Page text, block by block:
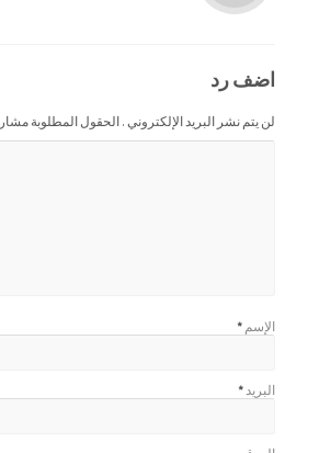
اضف رد
لن يتم نشر البريد الإلكتروني . الحقول المطلوبة مشار
الإسم *
البريد*